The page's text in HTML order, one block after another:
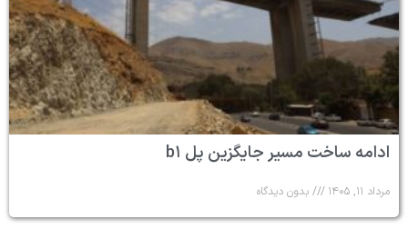
ادامه ساخت مسیر جایگزین پل b۱
مرداد ۱۱, ۱۴۰۵ بدون دیدگاه